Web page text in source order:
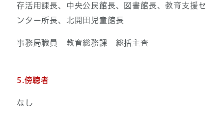
存活用課長、中央公民館長、図書館長、教育支援セ
ンター所長、北開田児童館長
事務局職員 教育総務課 総括主査
5.傍聴者
なし